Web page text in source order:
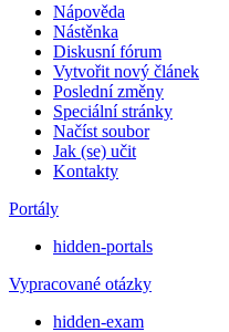
Nápověda
Nástěnka
Diskusní fórum
Vytvořit nový článek
Poslední změny
Speciální stránky
Načíst soubor
Jak (se) učit
Kontakty
Portály
hidden-portals
Vypracované otázky
hidden-exam